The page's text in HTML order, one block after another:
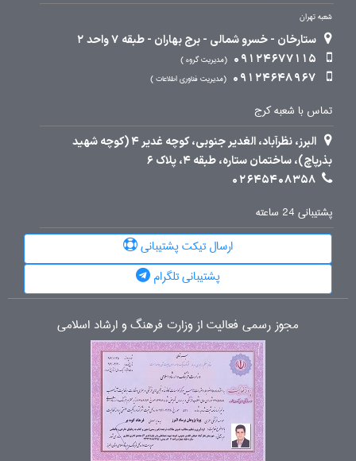
شعبه تهران
ستارخان - خسرو شمالی - برج بهاران - طبقه 7 واحد 2
09124677115
مدیریت گروه
09124648967 مدیریت فناوری اطلاعات
تماس با شعبه کرج
البرز، نظرآباد، الغدیر جنوبی، کوچه غدیر 4 (کوچه شهید
بذرپاچ)، ساختمان ستاره، طبقه 4، پلاک 6
02645408358
پشتیبانی 24 ساعته
ارسال تیکت پشتیبانی
پشتیبانی تلگرام
مجوز رسمی فعالیت از وزارت فرهنگ و ارشاد اسلامی